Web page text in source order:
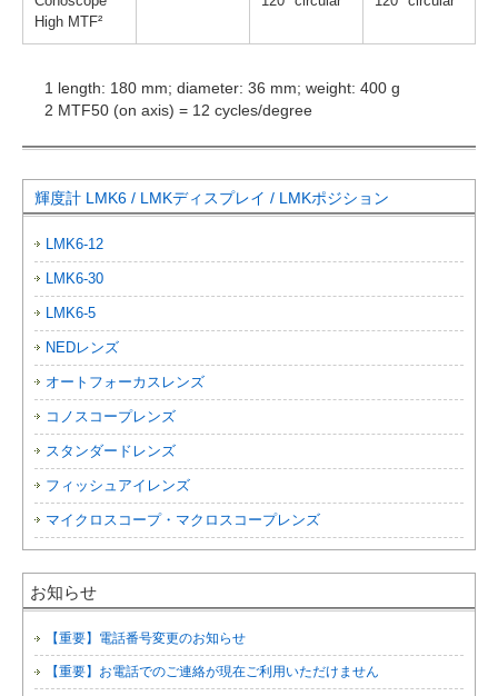
High MTF²
1 length: 180 mm; diameter: 36 mm; weight: 400 g
2 MTF50 (on axis) = 12 cycles/degree
輝度計 LMK6 / LMKディスプレイ / LMKポジション
LMK6-12
LMK6-30
LMK6-5
NEDレンズ
オートフォーカスレンズ
コノスコープレンズ
スタンダードレンズ
フィッシュアイレンズ
マイクロスコープ・マクロスコープレンズ
お知らせ
【重要】電話番号変更のお知らせ
【重要】お電話でのご連絡が現在ご利用いただけません